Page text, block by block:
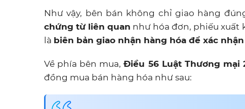
Như vậy, bên bán không chỉ giao hàng
chứng từ liên quan như hóa đơn, phiếu xuất
là biên bản giao nhận hàng hóa để xác
Về phía bên mua,Điều 56 Luật Thương mại
đồng mua bán hàng hóa như sau: